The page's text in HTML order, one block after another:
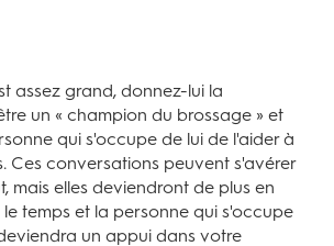
assez grand, donnez-lui la
un « champion du brossage » et
qui s'occupe de lui de l'aider à
Ces conversations peuvent s'avérer
mais elles deviendront de plus en
temps et la personne qui s'occupe
un appui dans votre